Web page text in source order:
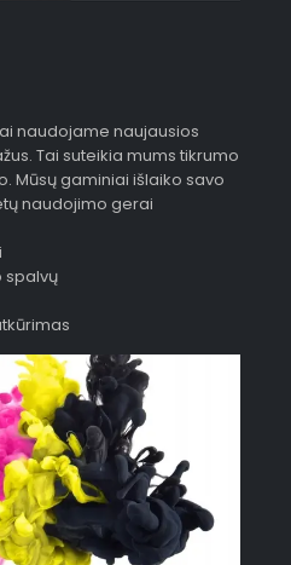
naudojame naujausios
Tai suteikia mums tikrumo
Mūsų gaminiai išlaiko savo
naudojimo gerai
spalvų